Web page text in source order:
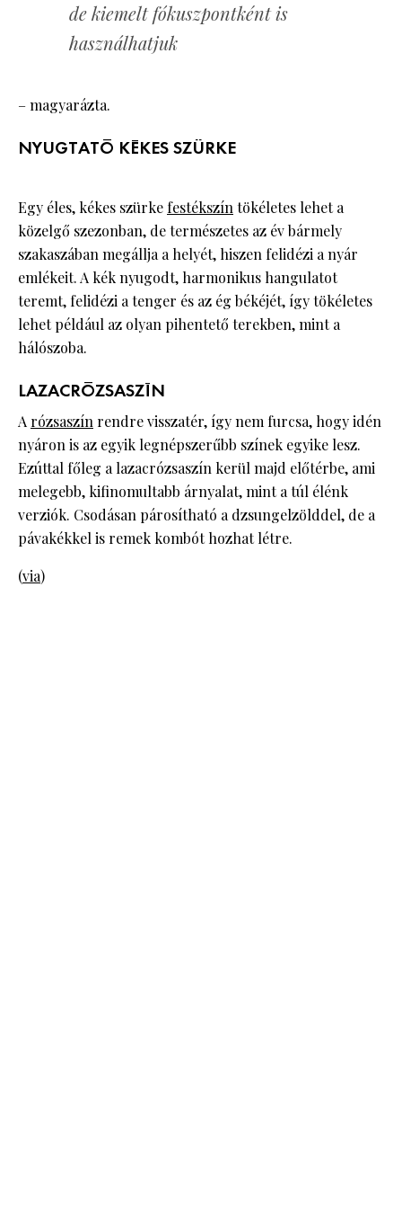
de kiemelt fókuszpontként is
használhatjuk
– magyarázta.
NYUGTATÓ KÉKES SZÜRKE
Egy éles, kékes szürke festékszíntökéletes lehet a
közelgő szezonban, de természetes az év bármely
szakaszában megállja a helyét, hiszen felidézi a nyár
emlékeit. A kék nyugodt, harmonikus hangulatot
teremt, felidézi a tenger és az ég békéjét, így tökéletes
lehet például az olyan pihentető terekben, mint a
hálószoba.
LAZACRÓZSASZÍN
A rózsaszín rendre visszatér, így nem furcsa, hogy idén
nyáron is az egyik legnépszerűbb színek egyike lesz.
Ezúttal főleg a lazacrózsaszín kerül majd előtérbe, ami
melegebb, kifinomultabb árnyalat, mint a túl élénk
verziók. Csodásan párosítható a dzsungelzölddel, de a
pávakékkel is remek kombót hozhat létre.
(via)